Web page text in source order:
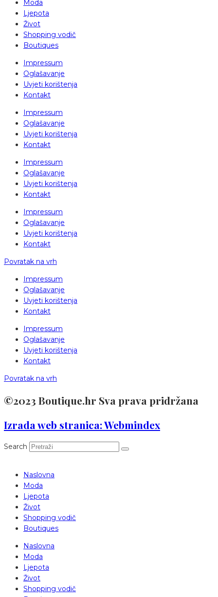
Moda
Ljepota
Život
Shopping vodič
Boutiques
Impressum
Oglašavanje
Uvjeti korištenja
Kontakt
Impressum
Oglašavanje
Uvjeti korištenja
Kontakt
Impressum
Oglašavanje
Uvjeti korištenja
Kontakt
Impressum
Oglašavanje
Uvjeti korištenja
Kontakt
Povratak na vrh
Impressum
Oglašavanje
Uvjeti korištenja
Kontakt
Impressum
Oglašavanje
Uvjeti korištenja
Kontakt
Povratak na vrh
©2023 Boutique.hr Sva prava pridržana
Izrada web stranica: Webmindex
Search
Naslovna
Moda
Ljepota
Život
Shopping vodič
Boutiques
Naslovna
Moda
Ljepota
Život
Shopping vodič